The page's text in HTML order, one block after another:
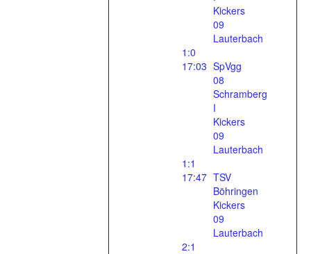
Kickers
09
Lauterbach
1:0
17:03 SpVgg
08
Schramberg
I
Kickers
09
Lauterbach
1:1
17:47 TSV
Böhringen
Kickers
09
Lauterbach
2:1